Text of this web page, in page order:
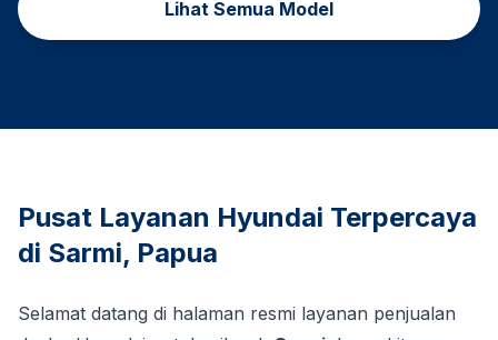
Lihat Semua Model
Pusat Layanan Hyundai Terpercaya
di Sarmi, Papua
Selamat datang di halaman resmi layanan penjualan